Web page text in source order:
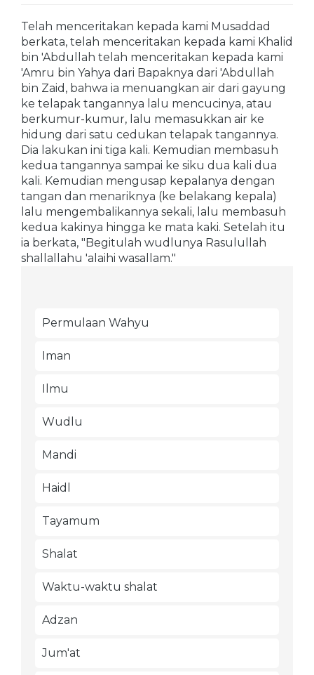
Telah menceritakan kepada kami Musaddad
berkata, telah menceritakan kepada kami Khalid
bin 'Abdullah telah menceritakan kepada kami
'Amru bin Yahya dari Bapaknya dari 'Abdullah
bin Zaid, bahwa ia menuangkan air dari gayung
ke telapak tangannya lalu mencucinya, atau
berkumur-kumur, lalu memasukkan air ke
hidung dari satu cedukan telapak tangannya.
Dia lakukan ini tiga kali. Kemudian membasuh
kedua tangannya sampai ke siku dua kali dua
kali. Kemudian mengusap kepalanya dengan
tangan dan menariknya (ke belakang kepala)
lalu mengembalikannya sekali, lalu membasuh
kedua kakinya hingga ke mata kaki. Setelah itu
ia berkata, "Begitulah wudlunya Rasulullah
shallallahu 'alaihi wasallam."
Permulaan Wahyu
Iman
Ilmu
Wudlu
Mandi
Haidl
Tayamum
Shalat
Waktu-waktu shalat
Adzan
Jum'at